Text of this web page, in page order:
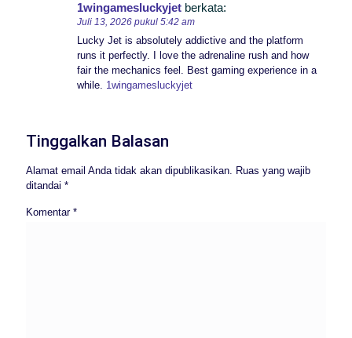
1wingamesluckyjet berkata:
Juli 13, 2026 pukul 5:42 am
Lucky Jet is absolutely addictive and the platform
runs it perfectly. I love the adrenaline rush and how
fair the mechanics feel. Best gaming experience in a
while. 1wingamesluckyjet
Tinggalkan Balasan
Alamat email Anda tidak akan dipublikasikan. Ruas yang wajib
ditandai *
Komentar *